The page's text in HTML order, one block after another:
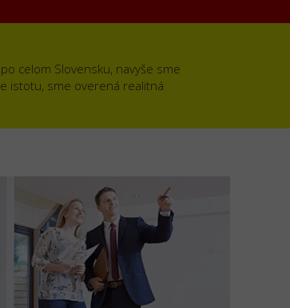
celom Slovensku, navyše sme
istotu, sme overená realitná